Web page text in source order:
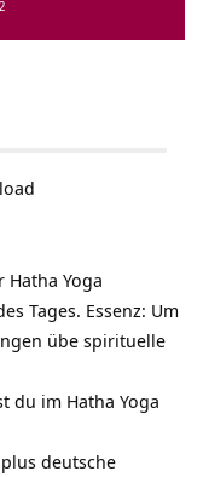
Hatha Yoga
Tages. Essenz: Um
übe spirituelle
du im Hatha Yoga
deutsche